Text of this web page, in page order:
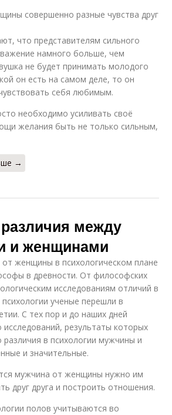
совершенно разные чувства друг
что представителям сильного
намного больше, чем
не будет принимать молодого
он есть на самом деле, то он
себя любимым.
необходимо усиливать своё
желания быть не только сильным,
→
между
и женщинами
женщины в психологическом плане
в древности. От философских
исследованиям отличий в
ученые перешли в
С тех пор и до наших дней
результаты которых
в психологии мужчины и
и значительные.
мужчина от женщины нужно им
друг друга и построить отношения.
полов учитываются во